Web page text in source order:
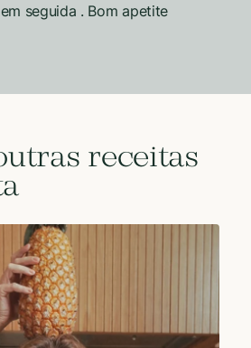
seguida . Bom apetite
receitas